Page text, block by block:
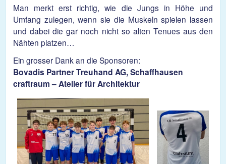
Man merkt erst richtig, wie die Jungs in Höhe und
Umfang zulegen, wenn sie die Muskeln spielen lassen
und dabei die gar noch nicht so alten Tenues aus den
Nähten platzen…
Ein grosser Dank an die Sponsoren:
Bovadis Partner Treuhand AG, Schaffhausen
craftraum – Atelier für Architektur